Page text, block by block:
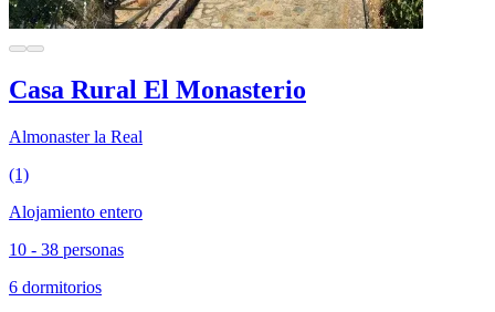
Casa Rural El Monasterio
Almonaster la Real
(1)
Alojamiento entero
10 - 38 personas
6 dormitorios